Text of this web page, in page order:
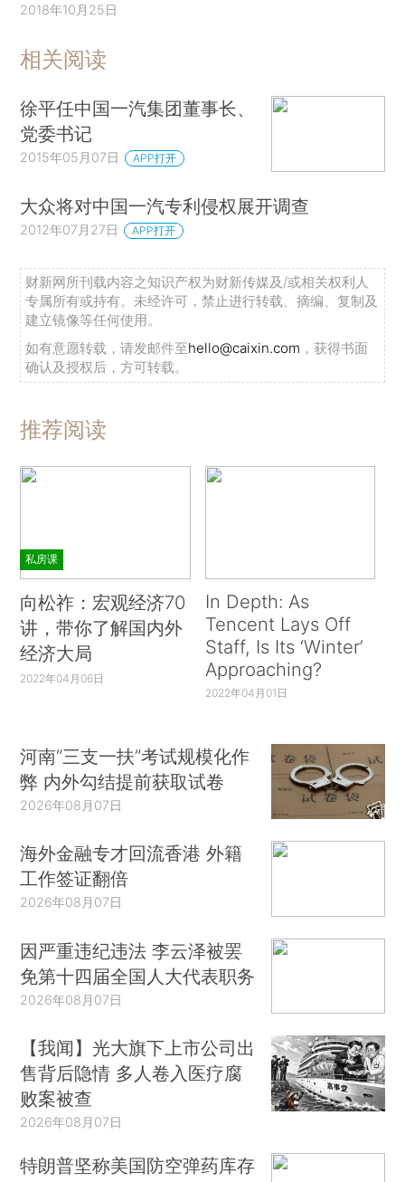
2018年10月25日
相关阅读
徐平任中国一汽集团董事长、
党委书记
2015年05月07日 APP打开
大众将对中国一汽专利侵权展开调查
2012年07月27日 APP打开
财新网所刊载内容之知识产权为财新传媒及/或相关权利人
专属所有或持有。未经许可，禁止进行转载、摘编、复制及
建立镜像等任何使用。
如有意愿转载，请发邮件至hello@caixin.com ，获得书面
确认及授权后，方可转载。
推荐阅读
私房课
向松祚：宏观经济70
讲，带你了解国内外
经济大局
2022年04月06日
In Depth: As
Tencent Lays Off
Staff, Is Its ‘Winter’
Approaching?
2022年04月01日
河南“三支一扶”考试规模化作
弊 内外勾结提前获取试卷
2026年08月07日
海外金融专才回流香港 外籍
工作签证翻倍
2026年08月07日
因严重违纪违法 李云泽被罢
免第十四届全国人大代表职务
2026年08月07日
【我闻】光大旗下上市公司出
售背后隐情 多人卷入医疗腐
败案被查
2026年08月07日
特朗普坚称美国防空弹药库存